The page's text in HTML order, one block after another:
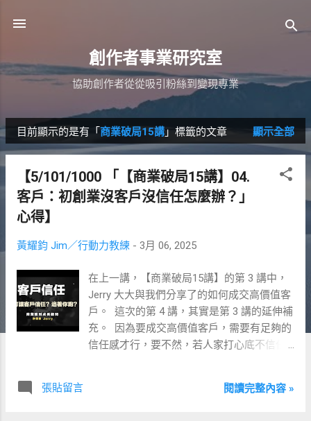
創作者事業研究室
協助創作者從從吸引粉絲到變現專業
發
文
章
目前顯示的是有「 商業破局15講 」標籤的文章 顯示全部
【5/101/1000 「【商業破局15講】04.
客戶：初創業沒客戶沒信任怎麼辦？」
心得】
黃耀鈞 Jim／行動力教練 - 3月 06, 2025
在上一講，【商業破局15講】的第 3 講中，
Jerry 大大與我們分享了的如何成交高價值客
戶。 ​ 這次的第 4 講，其實是第 3 講的延伸補
充。 ​ 因為要成交高價值客戶，需要有足夠的
信任感才行，要不然，若人家打心底不信任
那要如何在最短時間內建立顧客對我們的信
張貼留言 閱讀完整內容 »